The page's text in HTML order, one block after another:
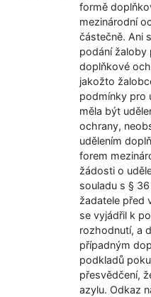
formě
mezinárodní
částečně. Ani
podání žaloby
doplňkové
jakožto
podmínky pro
měla být
ochrany,
udělením
forem
žádosti o
souladu s §
žadatele před
se vyjádřil k
rozhodnutí, a
případným
podkladů
přesvědčení,
azylu. Odkaz